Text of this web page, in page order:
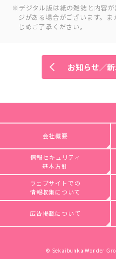
デジタル版は紙の雑誌と内容
ジがある場合がございます。
じめご了承ください。
お知らせ／
会社概要
情報セキュリティ
基本方針
ウェブサイトでの
情報収集について
広告掲載について
© Sekaibunka Wonder